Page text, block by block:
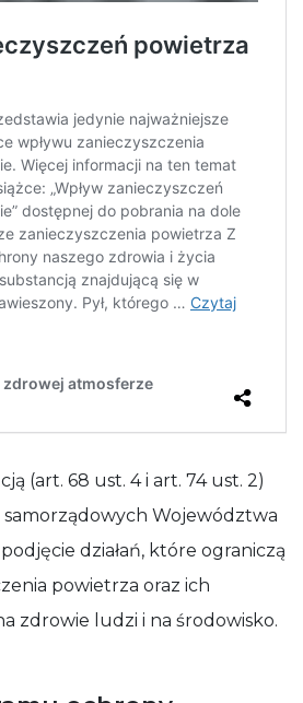
(art. 68 ust. 4 i art. 74 ust. 2)
samorządowych Województwa
działań, które ograniczą
powietrza oraz ich
zdrowie ludzi i na środowisko.